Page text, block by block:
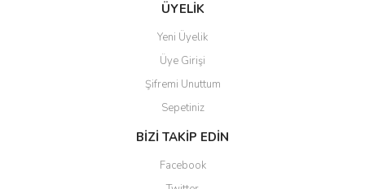
ÜYELİK
Yeni Üyelik
Üye Girişi
Şifremi Unuttum
Sepetiniz
BİZİ TAKİP EDİN
Facebook